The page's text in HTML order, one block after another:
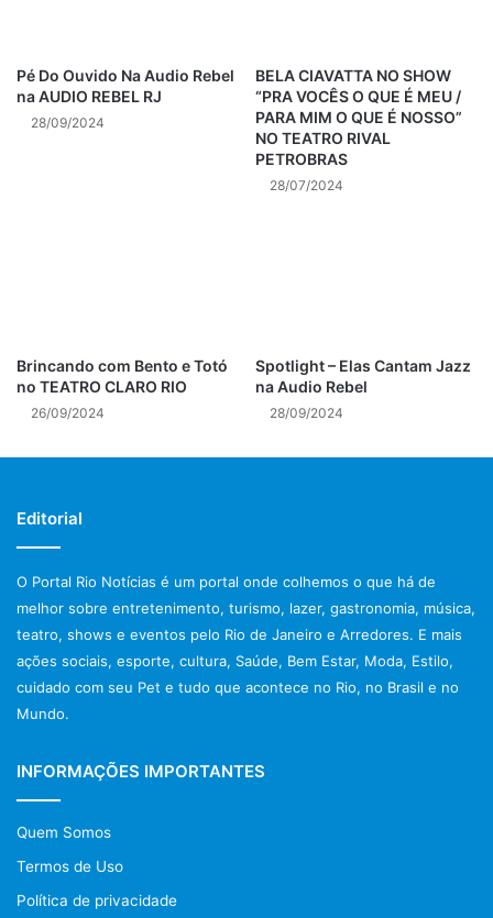
Serviço – Aniversário da BACK TO TIME – Sexta, 06,
a partir das 21h – Flashback anos 80, 90 e 2000. Rua
Adriano 39 Méier. Informações: 96470-9826.
Ingressos a partir de R$20,00
festa Flashback night
Pé Do Ouvido Na Audio Rebel
na AUDIO REBEL RJ
28/09/2024
BELA CIAVATTA NO SHOW
“PRA VOCÊS O QUE É MEU /
PARA MIM O QUE É NOSSO”
NO TEATRO RIVAL
PETROBRAS
28/07/2024
Brincando com Bento e Totó
no TEATRO CLARO RIO
26/09/2024
Spotlight – Elas Cantam Jazz
na Audio Rebel
28/09/2024
Editorial
O Portal Rio Notícias é um portal onde colhemos o que há de
melhor sobre entretenimento, turismo, lazer, gastronomia, música,
teatro, shows e eventos pelo Rio de Janeiro e Arredores. E mais
ações sociais, esporte, cultura, Saúde, Bem Estar, Moda, Estilo,
cuidado com seu Pet e tudo que acontece no Rio, no Brasil e no
Mundo.
INFORMAÇÕES IMPORTANTES
Quem Somos
Termos de Uso
Política de privacidade